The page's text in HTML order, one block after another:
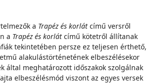
a Trapéz és korlát című versről
a Trapéz és korlát című kötetről állítanak
tekintetében persze ez teljesen érthető,
alakulástörténetének elbeszélésekor
által meghatározott időszakok szolgálnak
elbeszélésmód viszont az egyes versek